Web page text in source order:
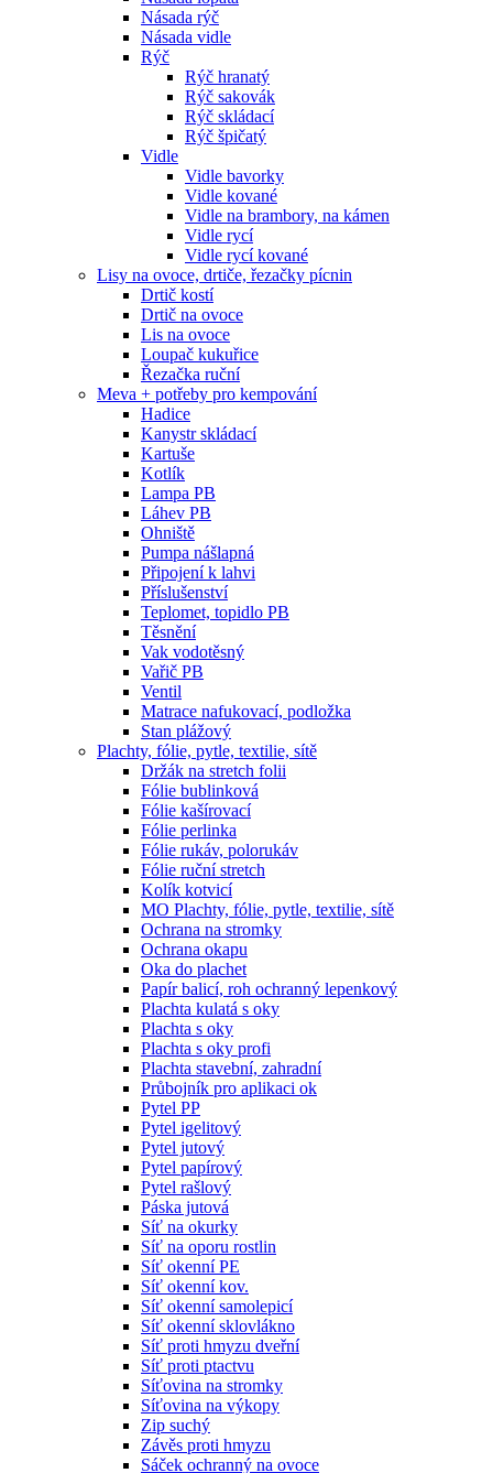
Násada rýč
Násada vidle
Rýč
Rýč hranatý
Rýč sakovák
Rýč skládací
Rýč špičatý
Vidle
Vidle bavorky
Vidle kované
Vidle na brambory, na kámen
Vidle rycí
Vidle rycí kované
Lisy na ovoce, drtiče, řezačky pícnin
Drtič kostí
Drtič na ovoce
Lis na ovoce
Loupač kukuřice
Řezačka ruční
Meva + potřeby pro kempování
Hadice
Kanystr skládací
Kartuše
Kotlík
Lampa PB
Láhev PB
Ohniště
Pumpa nášlapná
Připojení k lahvi
Příslušenství
Teplomet, topidlo PB
Těsnění
Vak vodotěsný
Vařič PB
Ventil
Matrace nafukovací, podložka
Stan plážový
Plachty, fólie, pytle, textilie, sítě
Držák na stretch folii
Fólie bublinková
Fólie kašírovací
Fólie perlinka
Fólie rukáv, polorukáv
Fólie ruční stretch
Kolík kotvicí
MO Plachty, fólie, pytle, textilie, sítě
Ochrana na stromky
Ochrana okapu
Oka do plachet
Papír balicí, roh ochranný lepenkový
Plachta kulatá s oky
Plachta s oky
Plachta s oky profi
Plachta stavební, zahradní
Průbojník pro aplikaci ok
Pytel PP
Pytel igelitový
Pytel jutový
Pytel papírový
Pytel rašlový
Páska jutová
Síť na okurky
Síť na oporu rostlin
Síť okenní PE
Síť okenní kov.
Síť okenní samolepicí
Síť okenní sklovlákno
Síť proti hmyzu dveřní
Síť proti ptactvu
Síťovina na stromky
Síťovina na výkopy
Zip suchý
Závěs proti hmyzu
Sáček ochranný na ovoce